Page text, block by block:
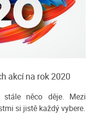
akcí na rok 2020
něco děje. Mezi
si jistě každý vybere.